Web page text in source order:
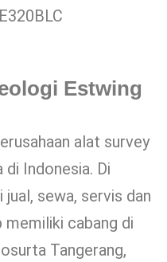
Estwing
alat survey
Indonesia. Di
sewa, servis dan
memiliki cabang di
Tangerang,